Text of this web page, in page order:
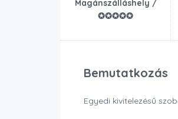
Magánszálláshely /
✪✪✪✪✪
Bemutatkozás
Egyedi kivitelezésű